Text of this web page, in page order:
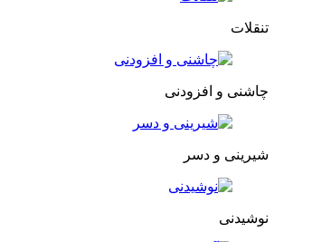
تنقلات
چاشنی و افزودنی
شیرینی و دسر
نوشیدنی